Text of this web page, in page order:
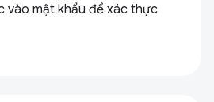
vào mật khẩu để xác thực